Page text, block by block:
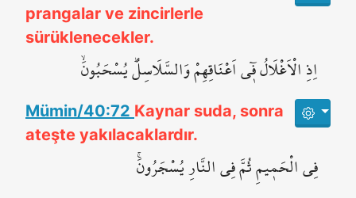
prangalar ve zincirlerle
sürüklenecekler.
اِذِ الْاَغْلَالُ ف۪ٓي اَعْنَاقِهِمْ وَالسَّلَاسِلُۜ يُسْحَبُونَۙ
Mümin/40:72 Kaynar suda, sonra
ateşte yakılacaklardır.
فِي الْحَم۪يمِ ثُمَّ فِي النَّارِ يُسْجَرُونَۚ